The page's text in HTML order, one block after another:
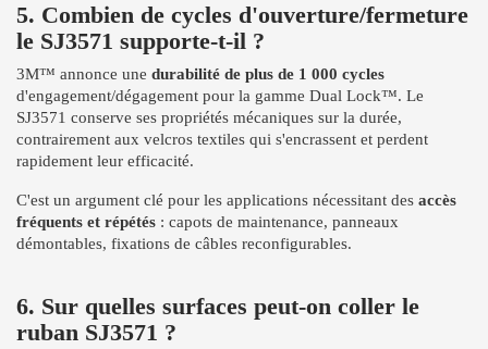
5. Combien de cycles d'ouverture/fermeture
le SJ3571 supporte-t-il ?
3M™ annonce une durabilité de plus de 1 000 cycles
d'engagement/dégagement pour la gamme Dual Lock™. Le
SJ3571 conserve ses propriétés mécaniques sur la durée,
contrairement aux velcros textiles qui s'encrassent et perdent
rapidement leur efficacité.
C'est un argument clé pour les applications nécessitant des accès
fréquents et répétés : capots de maintenance, panneaux
démontables, fixations de câbles reconfigurables.
6. Sur quelles surfaces peut-on coller le
ruban SJ3571 ?